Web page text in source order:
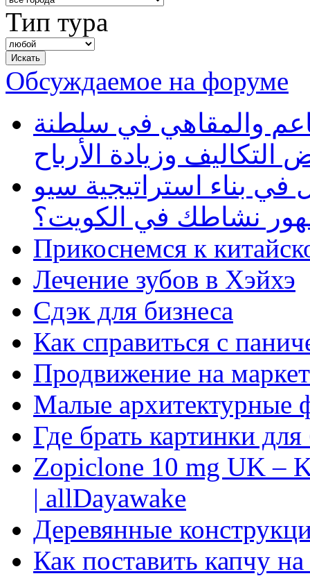
Тип тура
Обсуждаемое на форуме
والمقاهي في سلطنة
وزيادة الأرباح
بناء استراتيجية سيو
نشاطك في الكويت؟
Прикоснемся к
Лечение зубов в Хэйхэ
Сдэк для бизнеса
Как справиться с
Продвижение на
Малые архитектурные
Где брать картинки
Zopiclone 10 mg UK –
| allDayawake
Деревянные
Как поставить капчу